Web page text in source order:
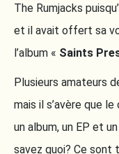
The Rumjacks
et il avait offert sa
l’album « Saints
Plusieurs amateurs
mais il s’avère que
un album, un EP et
savez quoi? Ce sont